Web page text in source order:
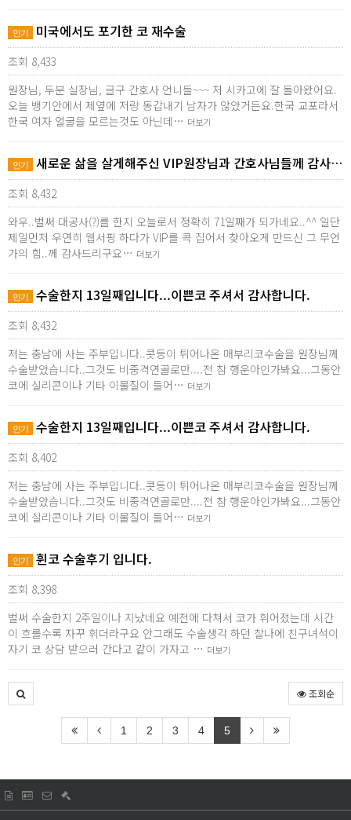
인기 미국에서도 포기한 코 재수술
조회 8,433
원장님, 두분 실장님, 글구 간호사 언니들~~~ 저 시카고에 잘 돌아왔어요.
오늘 뱅기안에서 제옆에 저랑 동갑내기 남자가 않았거든요.한국 교포라서
한국 여자 얼굴을 모르는것도 아닌데… 더보기
인기 새로운 삶을 살게해주신 VIP원장님과 간호사님들께 감사…
조회 8,432
와우..벌써 대공사(?)를 한지 오늘로서 정확히 71일째가 되가네요..^^ 일단
제일먼저 우연히 웹서핑 하다가 VIP를 콕 집어서 찾아오게 만드신 그 무언
가의 힘..께 감사드리구요… 더보기
인기 수술한지 13일째입니다...이쁜코 주셔서 감사합니다.
조회 8,432
저는 충남에 사는 주부입니다..콧등이 튀어나온 매부리코수술을 원장님께
수술받았습니다..그것도 비중격연골로만....전 참 행운아인가봐요...그동안
코에 실리콘이나 기타 이물질이 들어… 더보기
인기 수술한지 13일째입니다...이쁜코 주셔서 감사합니다.
조회 8,402
저는 충남에 사는 주부입니다..콧등이 튀어나온 매부리코수술을 원장님께
수술받았습니다..그것도 비중격연골로만....전 참 행운아인가봐요...그동안
코에 실리콘이나 기타 이물질이 들어… 더보기
인기 휜코 수술후기 입니다.
조회 8,398
벌써 수술한지 2주일이나 지났네요 예전에 다쳐서 코가 휘어졌는데 시간
이 흐를수록 자꾸 휘더라구요 안그래도 수술생각 하던 찰나에 친구녀석이
자기 코 상담 받으러 간다고 같이 가자고 … 더보기
조회순
1 2 3 4 5